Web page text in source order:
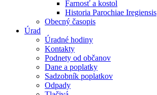
Farnosť a kostol
Historia Parochiae Iregiensis
Obecný časopis
Úrad
Úradné hodiny
Kontakty
Podnety od občanov
Dane a poplatky
Sadzobník poplatkov
Odpady